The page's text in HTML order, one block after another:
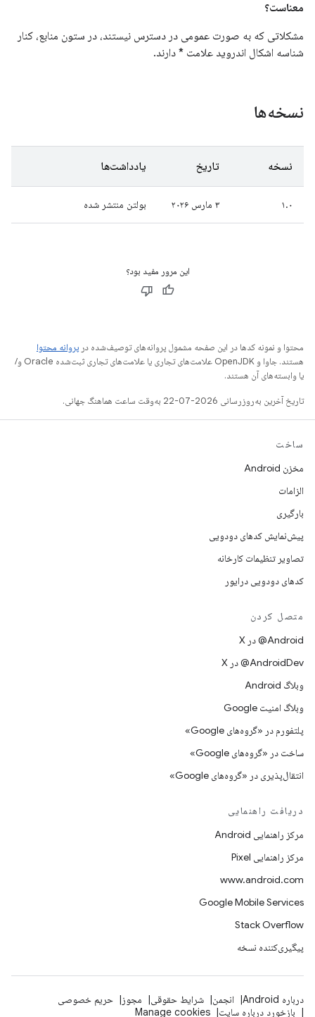
معناست؟
مشکلاتی که به صورت عمومی در دسترس نیستند، در ستون منابع، کنار
شناسه اشکال اندروید علامت * دارند.
نسخه‌ها
نسخه تاریخ یادداشت‌ها
۱.۰ ۳ مارس ۲۰۲۶ بولتن منتشر شده
این مرور مفید بود؟
محتوا و نمونه کدها در این صفحه مشمول پروانه‌های توصیف‌شده در پروانه محتوا
هستند. جاوا و OpenJDK علامت‌های تجاری یا علامت‌های تجاری ثبت‌شده Oracle و/
یا وابسته‌های آن هستند.
تاریخ آخرین به‌روزرسانی 2026-07-22 به‌وقت ساعت هماهنگ جهانی.
ساخت
مخزن Android
الزامات
بارگیری
پیش‌نمایش کدهای دودویی
تصاویر تنظیمات کارخانه
کدهای دودویی درایور
متصل کردن
‫‎@Android در X
‫‎@AndroidDev در X
وبلاگ Android
وبلاگ امنیت Google
پلتفورم در «گروه‌های Google»
ساخت در «گروه‌های Google»
انتقال‌پذیری در «گروه‌های Google»
دریافت راهنمایی
مرکز راهنمایی Android
مرکز راهنمایی Pixel
www.android.com
Google Mobile Services
Stack Overflow
پیگیری‌کننده نسخه
درباره Android انجمن شرایط حقوقی مجوز
حریم خصوصی
بازخورد درباره سایت
Manage cookies